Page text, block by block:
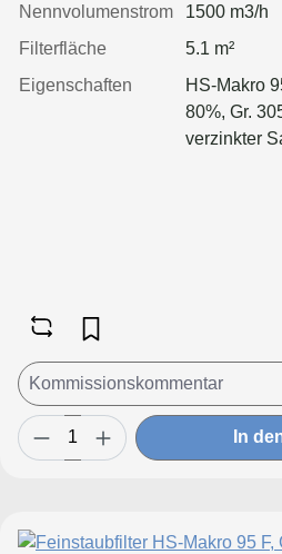
Nennvolumenstrom
1500 m3/h
Filterfläche
5.1 m²
Eigenschaften
HS-Makro
80%, Gr.
verzinkter
In